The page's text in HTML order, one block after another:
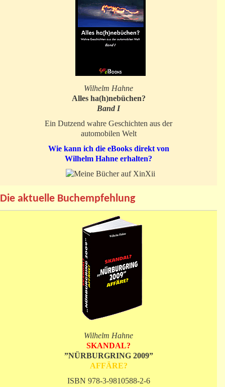
Wilhelm Hahne
Alles ha(h)nebüchen?
Band I
Ein Dutzend wahre Geschichten aus der
automobilen Welt
Wie kann ich die eBooks direkt von
Wilhelm Hahne erhalten?
Die aktuelle Buchempfehlung
Wilhelm Hahne
SKANDAL?
”NÜRBURGRING 2009”
AFFÄRE?
ISBN 978-3-9810588-2-6